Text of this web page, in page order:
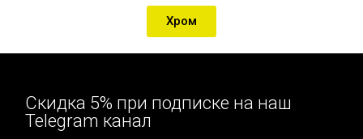
Хром
Скидка 5% при подписке на наш
Telegram канал